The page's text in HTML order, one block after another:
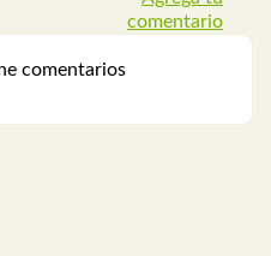
comentario
comentarios